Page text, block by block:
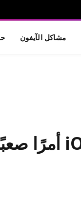
مشاكل الآيفون